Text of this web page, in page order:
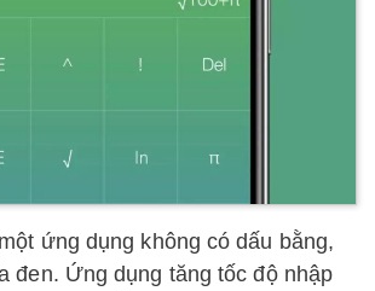
ứng dụng không có dấu bằng,
đen. Ứng dụng tăng tốc độ nhập